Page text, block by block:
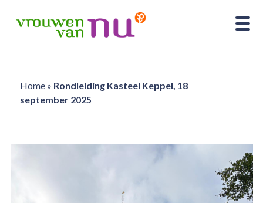
Home» Rondleiding Kasteel Keppel, 18
september 2025